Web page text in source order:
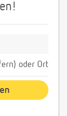
oder Ort